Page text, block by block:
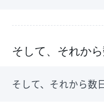
そして、それから
そして、それから数